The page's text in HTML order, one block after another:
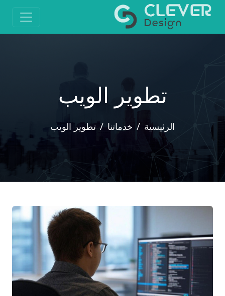
تطوير الويب
الرئيسية خدماتنا تطوير الويب